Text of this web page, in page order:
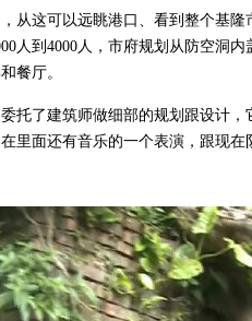
从这可以远眺港口、看到整个基
人到4000人，市府规划从防空洞
餐厅。
托了建筑师做细部的规划跟设计
里面还有音乐的一个表演，跟现